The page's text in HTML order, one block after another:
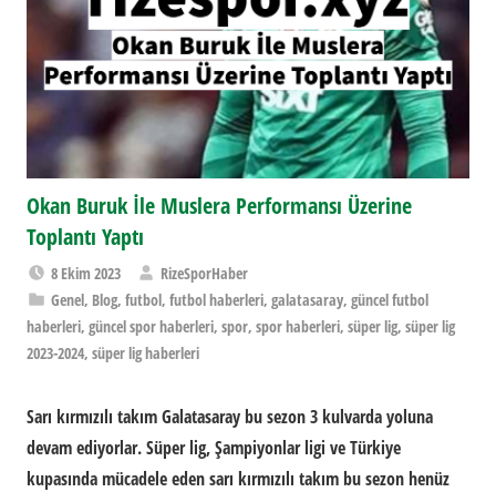
Okan Buruk İle Muslera Performansı Üzerine
Toplantı Yaptı
8 Ekim 2023
RizeSporHaber
Genel, Blog,futbol,futbol haberleri,galatasaray,güncel futbol
haberleri, güncel spor haberleri, spor, spor haberleri, süper lig, süper lig
2023-2024, süper lig haberleri
Sarı kırmızılı takım Galatasaray bu sezon 3 kulvarda yoluna
devam ediyorlar. Süper lig, Şampiyonlar ligi ve Türkiye
kupasında mücadele eden sarı kırmızılı takım bu sezon henüz